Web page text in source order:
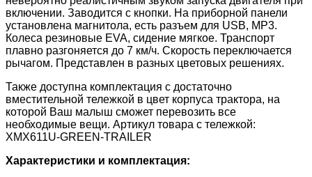
включении. Заводится с кнопки. На приборной панели
установлена магнитола, есть разъем для USB, MP3.
Колеса резиновые EVA, сидение мягкое. Транспорт
плавно разгоняется до 7 км/ч. Скорость переключается
рычагом. Представлен в разных цветовых решениях.
Также доступна комплектация с достаточно
вместительной тележкой в цвет корпуса трактора, на
которой Ваш малыш сможет перевозить все
необходимые вещи. Артикул товара с тележкой:
XMX611U-GREEN-TRAILER
Характеристики и комплектация: